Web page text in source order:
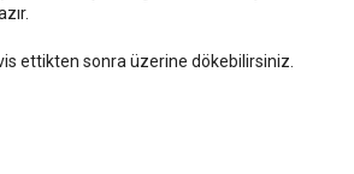
ettikten sonra üzerine dökebilirsiniz.